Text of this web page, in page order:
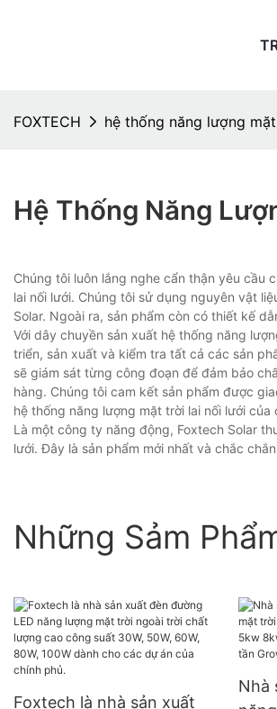
FOXTECH hệ thống năng lượng
Hệ Thống Năng
Chúng tôi luôn lắng nghe cẩn thận yêu cầu
lai nối lưới. Chúng tôi sử dụng nguyên vật
Solar. Ngoài ra, sản phẩm còn có thiết kế
Với dây chuyền sản xuất hệ thống năng
triển, sản xuất và kiểm tra tất cả các sản
sẽ giám sát từng công đoạn để đảm bảo
hàng. Chúng tôi cam kết sản phẩm được
hệ thống năng lượng mặt trời lai nối lưới
Là một công ty năng động, Foxtech Solar
lưới. Đây là sản phẩm mới nhất và chắc
Những Sảm
Foxtech là nhà sản xuất
Nhà